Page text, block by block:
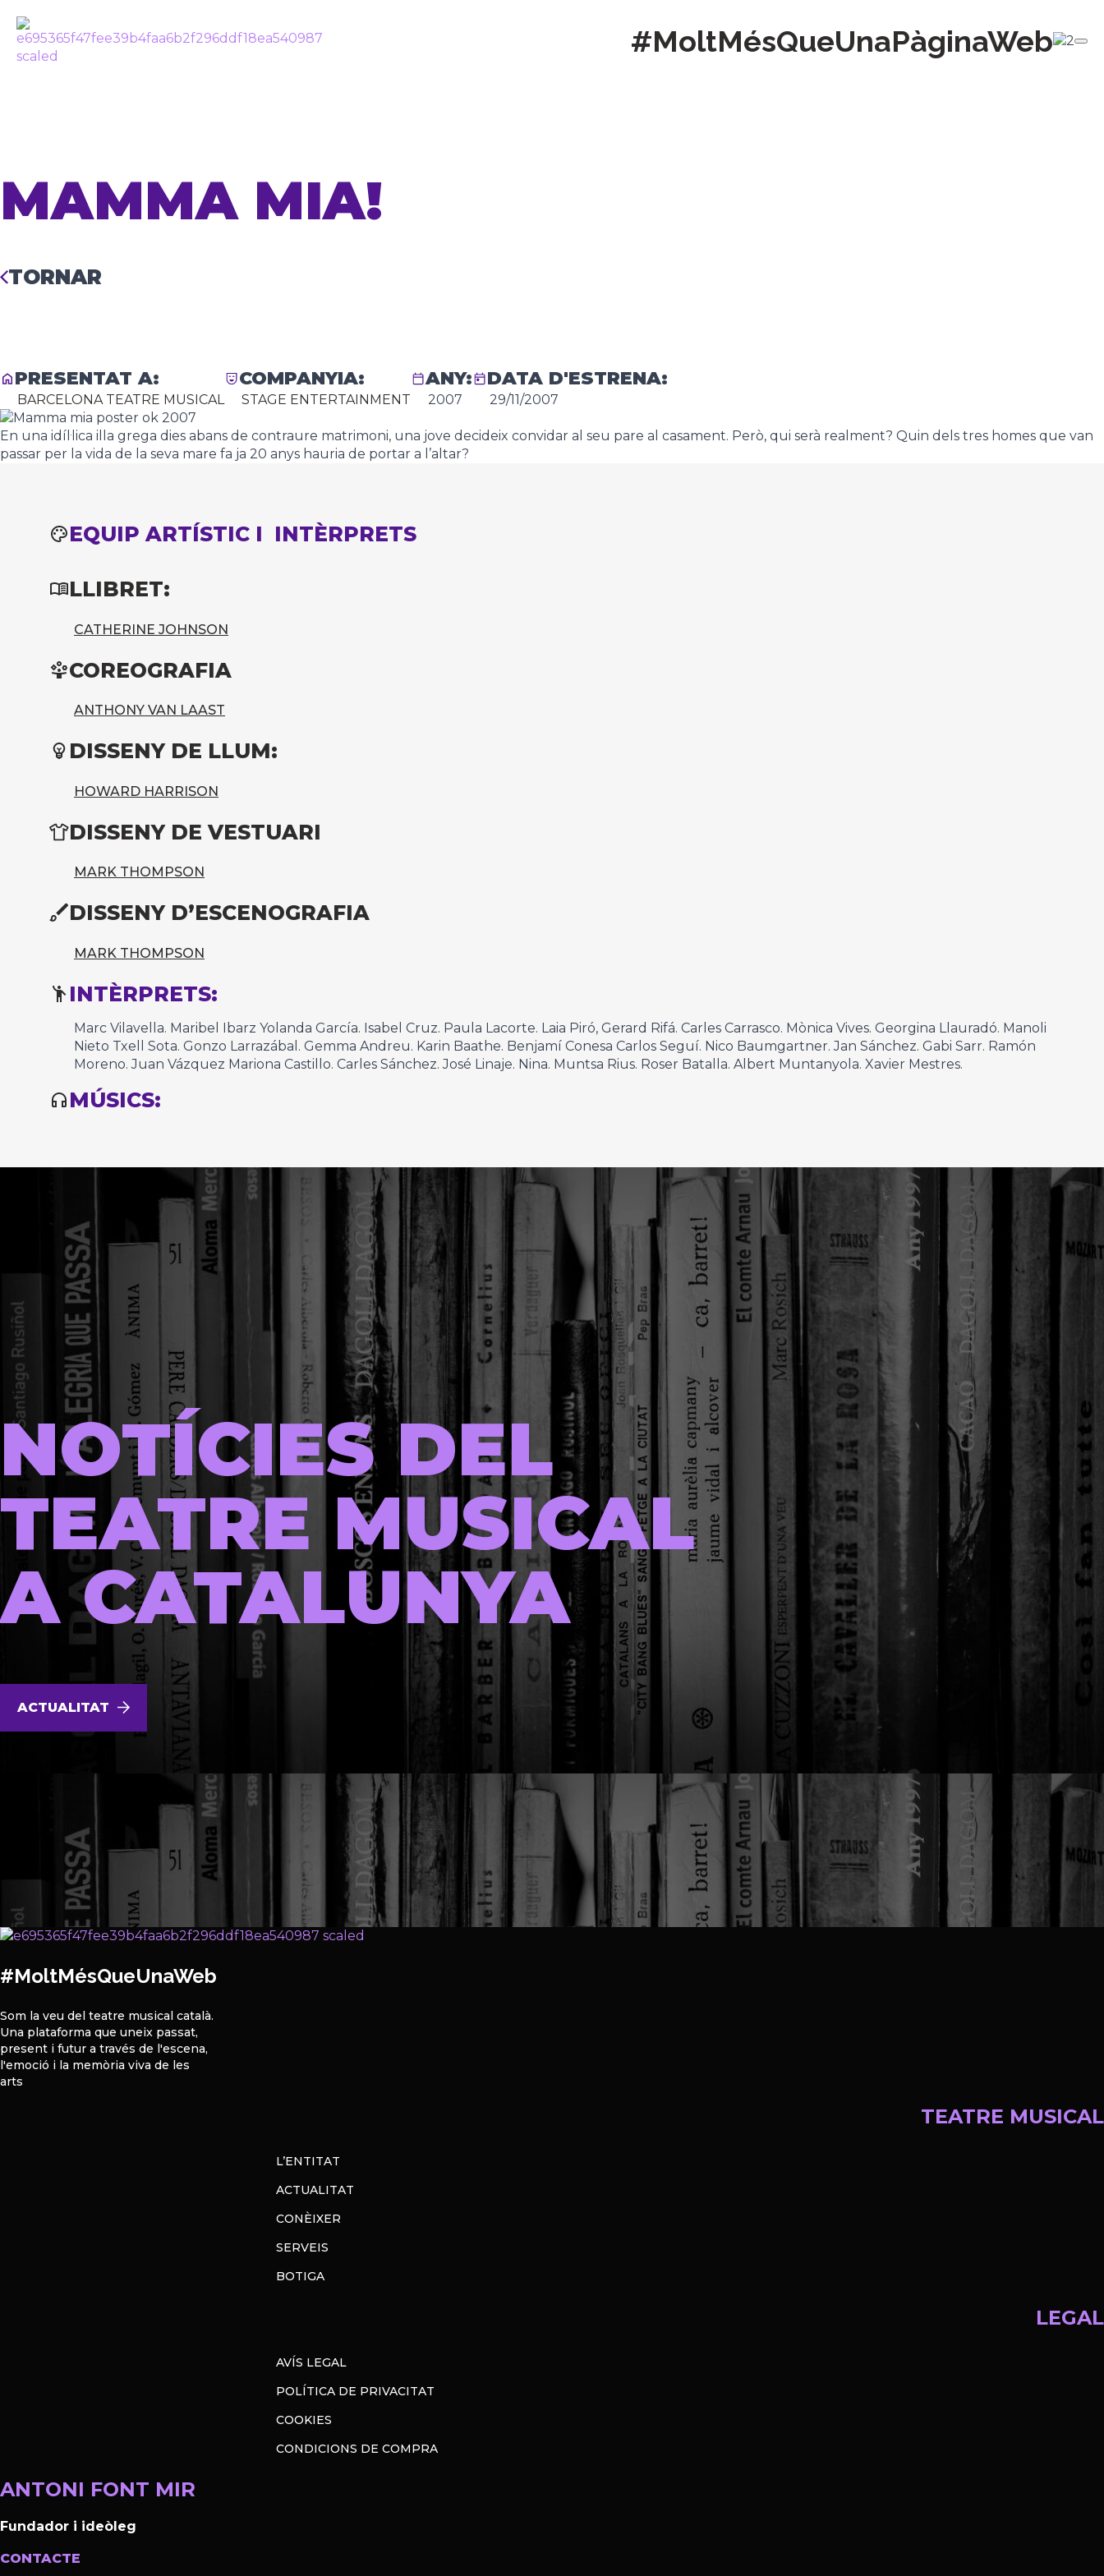
#MoltMésQueUnaPàginaWeb
MAMMA MIA!
TORNAR
PRESENTAT A:
BARCELONA TEATRE MUSICAL
COMPANYIA:
STAGE ENTERTAINMENT
ANY:
2007
DATA D'ESTRENA:
29/11/2007
En una idíl·lica illa grega dies abans de contraure matrimoni, una jove decideix convidar al seu pare al casament. Però, qui serà realment? Quin dels tres homes que van
passar per la vida de la seva mare fa ja 20 anys hauria de portar a l’altar?
EQUIP ARTÍSTIC I INTÈRPRETS
LLIBRET:
CATHERINE JOHNSON
COREOGRAFIA
ANTHONY VAN LAAST
DISSENY DE LLUM:
HOWARD HARRISON
DISSENY DE VESTUARI
MARK THOMPSON
DISSENY D’ESCENOGRAFIA
MARK THOMPSON
INTÈRPRETS:
Marc Vilavella. Maribel Ibarz Yolanda García. Isabel Cruz. Paula Lacorte. Laia Piró, Gerard Rifá. Carles Carrasco. Mònica Vives. Georgina Llauradó. Manoli
Nieto Txell Sota. Gonzo Larrazábal. Gemma Andreu. Karin Baathe. Benjamí Conesa Carlos Seguí. Nico Baumgartner. Jan Sánchez. Gabi Sarr. Ramón
Moreno. Juan Vázquez Mariona Castillo. Carles Sánchez. José Linaje. Nina. Muntsa Rius. Roser Batalla. Albert Muntanyola. Xavier Mestres.
MÚSICS:
NOTÍCIES DEL
TEATRE MUSICAL
A CATALUNYA
ACTUALITAT
#MoltMésQueUnaWeb
Som la veu del teatre musical català.
Una plataforma que uneix passat,
present i futur a través de l'escena,
l'emoció i la memòria viva de les
arts
TEATRE MUSICAL
L’ENTITAT
ACTUALITAT
CONÈIXER
SERVEIS
BOTIGA
LEGAL
AVÍS LEGAL
POLÍTICA DE PRIVACITAT
COOKIES
CONDICIONS DE COMPRA
ANTONI FONT MIR
Fundador i ideòleg
CONTACTE